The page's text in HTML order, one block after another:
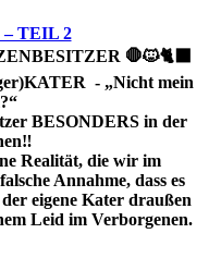
TEIL 2
🛑🐱🐈‍⬛
- „Nicht mein
BESONDERS in der
Realität, die wir im
Annahme, dass es
eigene Kater draußen
Leid im Verborgenen.